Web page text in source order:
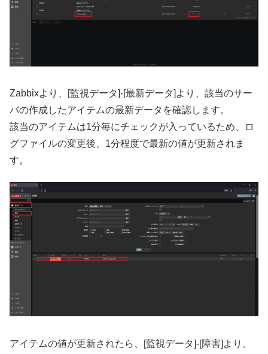
Zabbixより、[監視データ]-[最新データ]より、該当のサー
バの作成したアイテムの最新データを確認します。
該当のアイテムは1分毎にチェックが入っているため、ロ
グファイルの変更後、1分程度で最新の値が更新されま
す。
アイテムの値が更新されたら、[監視データ]-[障害]より、